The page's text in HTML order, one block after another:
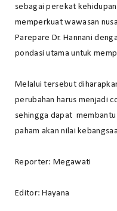
sebagai perekat
memperkuat wawasan
Parepare Dr. Hannani
pondasi utama untuk
Melalui tersebut
perubahan harus menjadi
sehingga dapat
paham akan nilai
Reporter: Megawati
Editor: Hayana